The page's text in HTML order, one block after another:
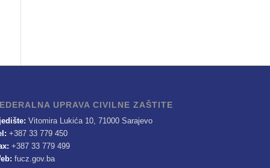
UPRAVA CIVILNE ZAŠTITE
Vitomira Lukića 10, 71000 Sarajevo
+387 33 779 450
+387 33 779 499
fucz.gov.ba